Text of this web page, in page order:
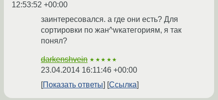
12:53:52 +00:00
заинтересовался. а где они есть? Для
сортировки по жан^wкатегориям, я так
понял?
darkenshvein ★★★★★
23.04.2014 16:11:46 +00:00
Показать ответы
Ссылка